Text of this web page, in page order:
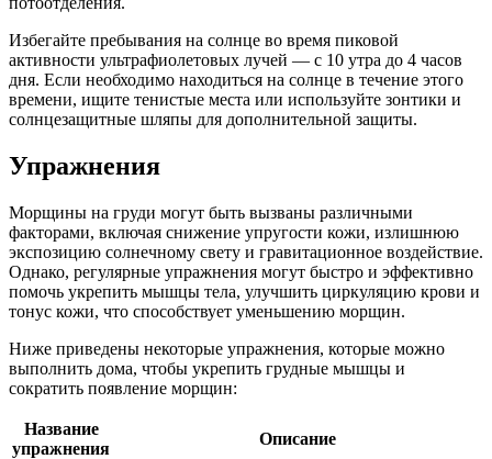
Избегайте пребывания на солнце во время пиковой
активности ультрафиолетовых лучей — с 10 утра до 4 часов
дня. Если необходимо находиться на солнце в течение этого
времени, ищите тенистые места или используйте зонтики и
солнцезащитные шляпы для дополнительной защиты.
Упражнения
Морщины на груди могут быть вызваны различными
факторами, включая снижение упругости кожи, излишнюю
экспозицию солнечному свету и гравитационное воздействие.
Однако, регулярные упражнения могут быстро и эффективно
помочь укрепить мышцы тела, улучшить циркуляцию крови и
тонус кожи, что способствует уменьшению морщин.
Ниже приведены некоторые упражнения, которые можно
выполнить дома, чтобы укрепить грудные мышцы и
сократить появление морщин:
Название
упражнения
Описание